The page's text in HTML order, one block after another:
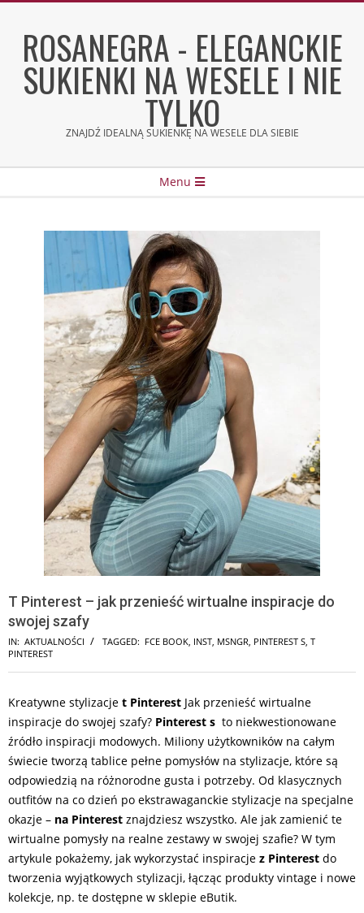
contentROSANEGRA - ELEGANCKIE
SUKIENKI NA WESELE I NIE
TYLKO
ZNAJDŹ IDEALNĄ SUKIENKĘ NA WESELE DLA SIEBIE
Menu
T Pinterest – jak przenieść wirtualne inspiracje do
swojej szafy
IN: AKTUALNOŚCI TAGGED: FCE BOOK, INST, MSNGR, PINTEREST S, T
PINTEREST
Kreatywne stylizacje t Pinterest Jak przenieść wirtualne
inspiracje do swojej szafy? Pinterest s to niekwestionowane
źródło inspiracji modowych. Miliony użytkowników na całym
świecie tworzą tablice pełne pomysłów na stylizacje, które są
odpowiedzią na różnorodne gusta i potrzeby. Od klasycznych
outfitów na co dzień po ekstrawaganckie stylizacje na specjalne
okazje – na Pinterest znajdziesz wszystko. Ale jak zamienić te
wirtualne pomysły na realne zestawy w swojej szafie? W tym
artykule pokażemy, jak wykorzystać inspiracje z Pinterest do
tworzenia wyjątkowych stylizacji, łącząc produkty vintage i nowe
kolekcje, np. te dostępne w sklepie eButik.